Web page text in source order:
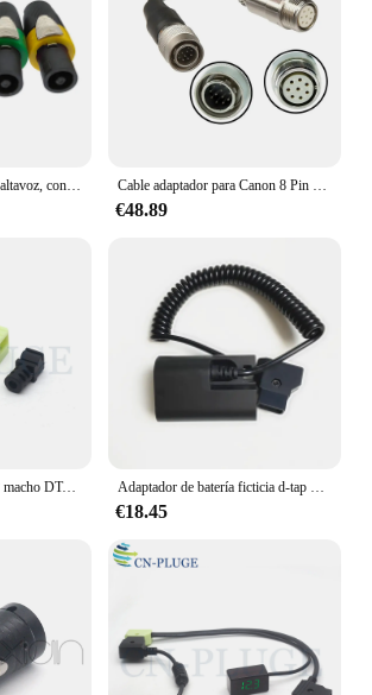
€48.89
Enchufe D-TAP DTAP macho DTAP-B hembra, conector en V ARRI/Rojo/Canon, cable de alimentación artesanal, 3,7/4,0/4,8mm de diámetro Adaptador de batería ficticia d-tap macho a LP E6, Cable de alimentación para cámara Canon R5C DSLR SmallHD 501 502 702, Cable en espiral de Monitor
€18.45